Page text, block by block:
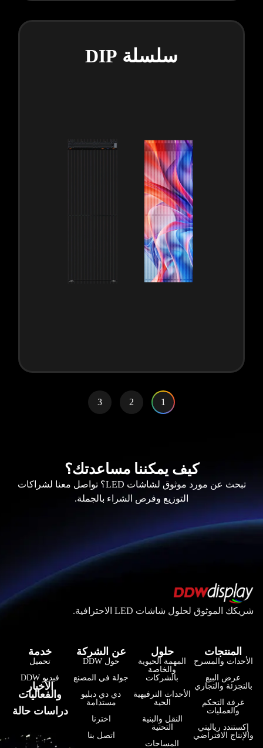
سلسلة DIP
1
2
3
كيف يمكننا مساعدتك؟
تبحث عن مورد موثوق لشاشات LED؟ تواصل معنا لشراكات
التوزيع وفرص الشراء بالجملة.
شريكك الموثوق لحلول شاشات LED الاحترافية.
المنتجات
الأحداث والمسرح
عرض البيع
بالتجزئة والتجاري
غرفة التحكم
والعمليات
إكستندد رياليتي
والإنتاج الافتراضي
حلول
المهمة الحيوية
والخاصة
بالشركات
الأحداث الترفيهية
الحية
النقل والبنية
التحتية
المساحات
عن الشركة
حول DDW
جولة في المصنع
دي دي دبليو
مستدامة
اخترنا
اتصل بنا
خدمة
تحميل
فيديو DDW
الأخبار
والفعاليات
دراسات حالة
한국어
Bahasa Indonesia
हिन्दी
فارسی